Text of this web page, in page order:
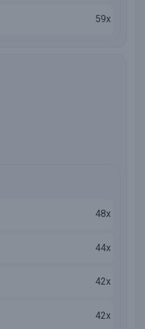
59x
48x
44x
42x
42x